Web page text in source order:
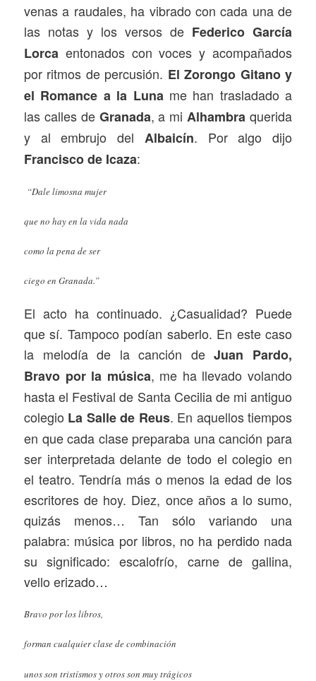
venas a raudales, ha vibrado con cada una de
las notas y los versos de Federico García
Lorca entonados con voces y acompañados
por ritmos de percusión. El Zorongo Gitano y
el Romance a la Luna me han trasladado a
las calles de Granada, a mi Alhambra querida
y al embrujo del Albaicín. Por algo dijo
Francisco de Icaza:
“Dale limosna mujer
que no hay en la vida nada
como la pena de ser
ciego en Granada.”
El acto ha continuado. ¿Casualidad? Puede
que sí. Tampoco podían saberlo. En este caso
la melodía de la canción deJuan Pardo,
Bravo por la música, me ha llevado volando
hasta el Festival de Santa Cecilia de mi antiguo
colegio La Salle de Reus. En aquellos tiempos
en que cada clase preparaba una canción para
ser interpretada delante de todo el colegio en
el teatro. Tendría más o menos la edad de los
escritores de hoy. Diez, once años a lo sumo,
quizás menos… Tan sólo variando una
palabra: música por libros, no ha perdido nada
su significado: escalofrío, carne de gallina,
vello erizado…
Bravo por los libros,
forman cualquier clase de combinación
unos son tristísmos y otros son muy trágicos